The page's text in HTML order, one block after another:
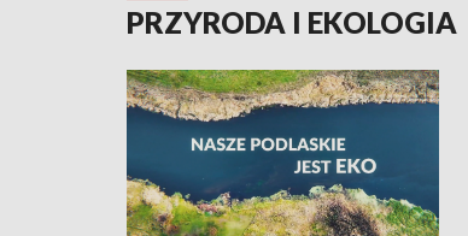
PRZYRODA I EKOLOGIA